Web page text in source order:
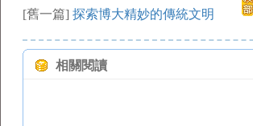
[舊一篇] 探索博大精妙的傳統文明
相關閱讀